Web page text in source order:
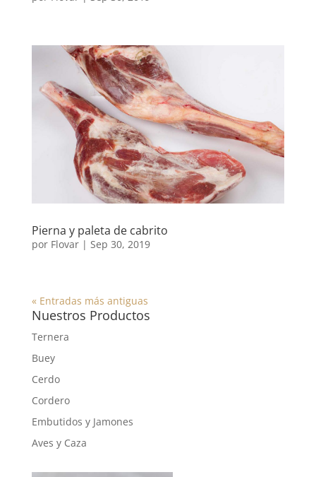
Pierna y paleta de cabrito
por Flovar| Sep 30, 2019
« Entradas más antiguas
Nuestros Productos
Ternera
Buey
Cerdo
Cordero
Embutidos y Jamones
Aves y Caza